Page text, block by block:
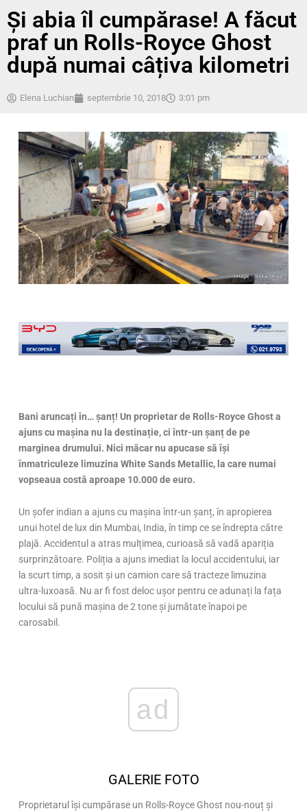
Și abia îl cumpărase! A făcut
praf un Rolls-Royce Ghost
după numai câțiva kilometri
Elena Luchian septembrie 10, 2018 3:01 pm
Bani aruncați în… șanț! Un proprietar de Rolls-Royce Ghost a
ajuns cu mașina nu la destinație, ci într-un șanț de pe
marginea drumului. Nici măcar nu apucase să își
înmatriculeze limuzina White Sands Metallic, la care numai
vopseaua costă aproape 10.000 de euro.
Un șofer indian a ajuns cu mașina într-un șanț, în apropierea
unui hotel de lux din Mumbai, India, în timp ce se îndrepta către
plajă. Accidentul a atras mulțimea, curioasă să vadă apariția
surprinzătoare. Poliția a ajuns imediat la locul accidentului, iar
la scurt timp, a sosit și un camion care să tracteze limuzina
ultra-luxoasă. Nu ar fi fost deloc ușor pentru ce adunați la fața
locului să pună mașina de 2 tone și jumătate înapoi pe
carosabil.
ad
GALERIE FOTO
Proprietarul își cumpărase un Rolls-Royce Ghost nou-nouț și